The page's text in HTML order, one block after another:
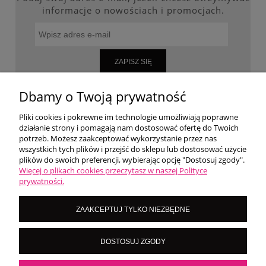
informacje o nowościach i promocjach.
ZAPISZ SIĘ
WARUNKI ZAKUPÓW
MOJE KONTO
O NAS
mazowieckie | NIP: 8222395546
Kontakt pn - pt: 8:00 - 16:00 |importmistewiczpartners@gmail.com
Dbamy o Twoją prywatność
Pliki cookies i pokrewne im technologie umożliwiają poprawne
działanie strony i pomagają nam dostosować ofertę do Twoich
potrzeb. Możesz zaakceptować wykorzystanie przez nas
wszystkich tych plików i przejść do sklepu lub dostosować użycie
plików do swoich preferencji, wybierając opcję "Dostosuj zgody".
Więcej o plikach cookies przeczytasz w naszej Polityce
prywatności.
ZAAKCEPTUJ TYLKO NIEZBĘDNE
DOSTOSUJ ZGODY